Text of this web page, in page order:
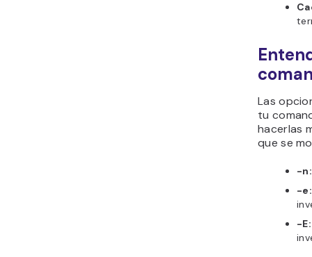
Las
tu
hacerlas
que se
-
-e:
-E: